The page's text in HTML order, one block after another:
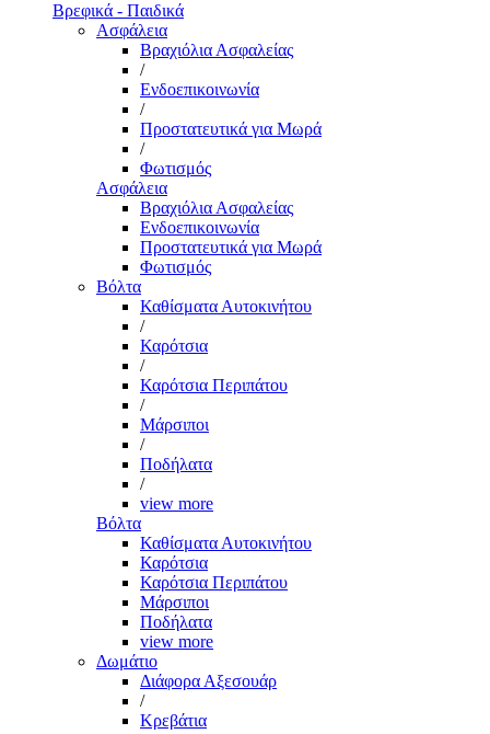
Βρεφικά - Παιδικά
Ασφάλεια
Βραχιόλια Ασφαλείας
/
Ενδοεπικοινωνία
/
Προστατευτικά για Μωρά
/
Φωτισμός
Ασφάλεια
Βραχιόλια Ασφαλείας
Ενδοεπικοινωνία
Προστατευτικά για Μωρά
Φωτισμός
Βόλτα
Καθίσματα Αυτοκινήτου
/
Καρότσια
/
Καρότσια Περιπάτου
/
Μάρσιποι
/
Ποδήλατα
/
view more
Βόλτα
Καθίσματα Αυτοκινήτου
Καρότσια
Καρότσια Περιπάτου
Μάρσιποι
Ποδήλατα
view more
Δωμάτιο
Διάφορα Αξεσουάρ
/
Κρεβάτια